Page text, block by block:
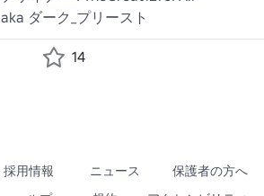
aka ダーク_プリースト
14
採用情報 ニュース
保護者の方へ